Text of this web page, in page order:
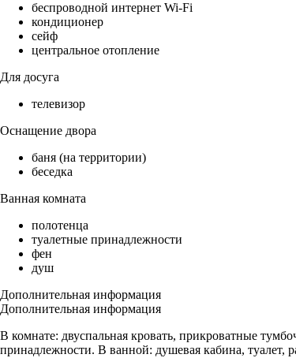
беспроводной интернет Wi-Fi
кондиционер
сейф
центральное отопление
Для досуга
телевизор
Оснащение двора
баня (на территории)
беседка
Ванная комната
полотенца
туалетные принадлежности
фен
душ
Дополнительная информация
Дополнительная информация
В комнате: двуспальная кровать, прикроватные
принадлежности. В ванной: душевая кабина, туалет,